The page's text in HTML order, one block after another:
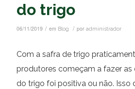
do trigo
06/11/2019 / em Blog / por administrador
Com a safra de trigo
produtores começam a fazer as
do trigo foi positiva ou não. Isso